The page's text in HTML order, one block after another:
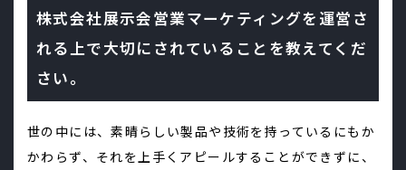
株式会社展示会営業マーケティングを運営さ
れる上で大切にされていることを教えてくだ
さい。
世の中には、素晴らしい製品や技術を持っているにもか
かわらず、それを上手くアピールすることができずに、